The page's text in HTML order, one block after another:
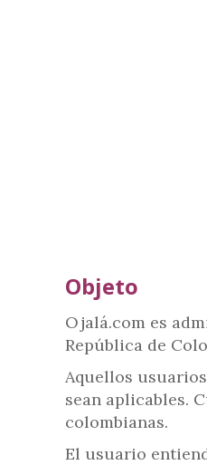
Objeto
Ojalá.com es
República de
Aquellos
sean aplicables.
colombianas.
El usuario